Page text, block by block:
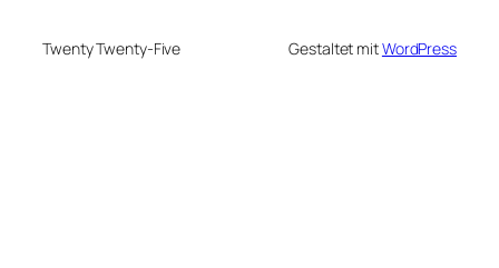
Twenty Twenty-Five Gestaltet mitWordPress